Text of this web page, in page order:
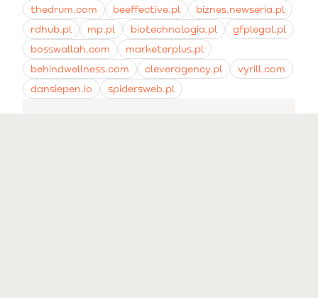
thedrum.com
beeffective.pl
biznes.newseria.pl
rdhub.pl
mp.pl biotechnologia.pl
gfplegal.pl
bosswallah.com
marketerplus.pl
behindwellness.com
cleveragency.pl
vyrill.com
dansiepen.io
spidersweb.pl